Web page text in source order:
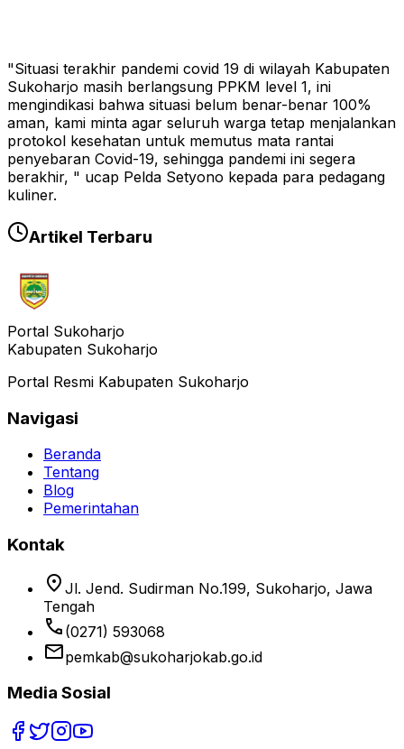
"Situasi terakhir pandemi covid 19 di wilayah Kabupaten
Sukoharjo masih berlangsung PPKM level 1, ini
mengindikasi bahwa situasi belum benar-benar 100%
aman, kami minta agar seluruh warga tetap menjalankan
protokol kesehatan untuk memutus mata rantai
penyebaran Covid-19, sehingga pandemi ini segera
berakhir, " ucap Pelda Setyono kepada para pedagang
kuliner.
Artikel Terbaru
Portal Sukoharjo
Kabupaten Sukoharjo
Portal Resmi Kabupaten Sukoharjo
Navigasi
Beranda
Tentang
Blog
Pemerintahan
Kontak
location_on Jl. Jend. Sudirman No.199, Sukoharjo, Jawa
Tengah
phone (0271) 593068
emailpemkab@sukoharjokab.go.id
Media Sosial